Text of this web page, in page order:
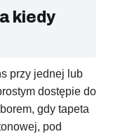
kiedy
przy jednej lub
dostępie do
gdy tapeta
pod